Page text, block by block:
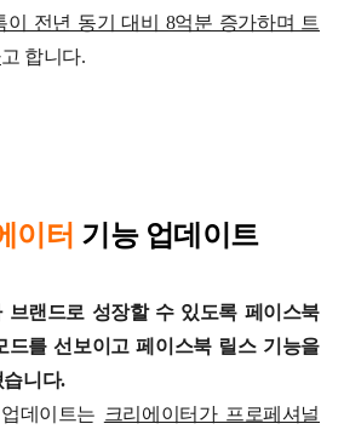
이 전년 동기 대비 8억분 증가하며 트
고 합니다.
이터 기능 업데이트
브랜드로 성장할 수 있도록 페이스북
드를 선보이고 페이스북 릴스 기능을
니다.
데이트는 크리에이터가 프로페셔널